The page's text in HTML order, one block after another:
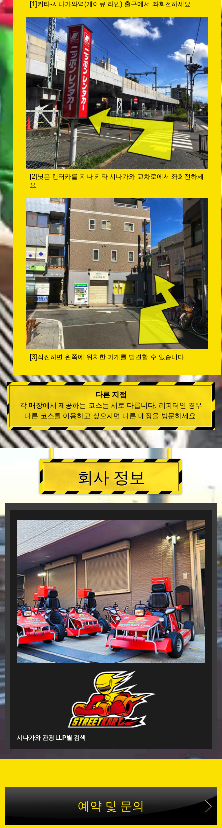
[1]키타-시나가와역(게이큐 라인) 출구에서 좌회전하세요.
[2]닛폰 렌터카를 지나 키타-시나가와 교차로에서 좌회전하세
요.
[3]직진하면 왼쪽에 위치한 가게를 발견할 수 있습니다.
다른 지점
각 매장에서 제공하는 코스는 서로 다릅니다. 리피터인 경우
다른 코스를 이용하고 싶으시면 다른 매장을 방문하세요.
회사 정보
시나가와 관광 LLP별 검색
예약 및 문의